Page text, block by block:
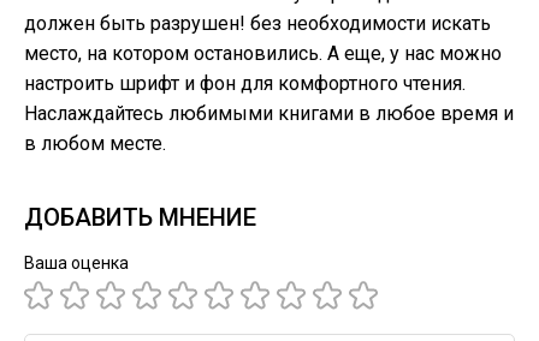
должен быть разрушен! без необходимости искать
место, на котором остановились. А еще, у нас можно
настроить шрифт и фон для комфортного чтения.
Наслаждайтесь любимыми книгами в любое время и
в любом месте.
ДОБАВИТЬ МНЕНИЕ
Ваша оценка